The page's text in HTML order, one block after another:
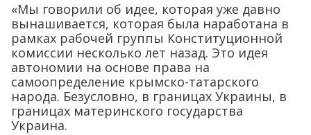
«Мы говорили об идее, которая уже давно
вынашивается, которая была наработана в
рамках рабочей группы Конституционной
комиссии несколько лет назад. Это идея
автономии на основе права на
самоопределение крымско-татарского
народа. Безусловно, в границах Украины, в
границах материнского государства
Украина.